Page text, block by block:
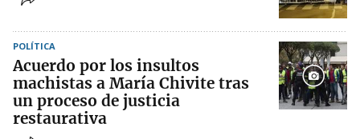
POLÍTICA
Acuerdo por los insultos
machistas a María Chivite tras
un proceso de justicia
restaurativa